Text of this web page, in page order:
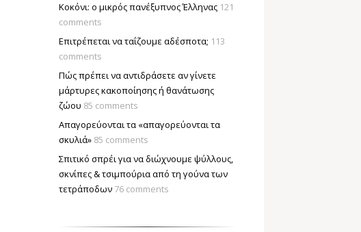
Κοκόνι: ο μικρός πανέξυπνος Έλληνας 121
comments
Επιτρέπεται να ταΐζουµε αδέσποτα; 113
comments
Πώς πρέπει να αντιδράσετε αν γίνετε
μάρτυρες κακοποίησης ή θανάτωσης
ζώου 85 comments
Απαγορεύονται τα «απαγορεύονται τα
σκυλιά» 85 comments
Σπιτικό σπρέι για να διώχνουμε ψύλλους,
σκνίπες & τσιμπούρια από τη γούνα των
τετράποδων 76 comments